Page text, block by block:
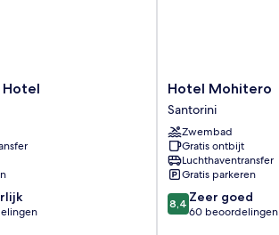
Hotel
Hotel
Mohitero
Santorini
Hotel Mohitero
Santorini
Zwembad
Gratis ontbijt
Luchthaventransfer
Gratis parkeren
8.4
van
8,4 Zeer goed
60 beoordelingen